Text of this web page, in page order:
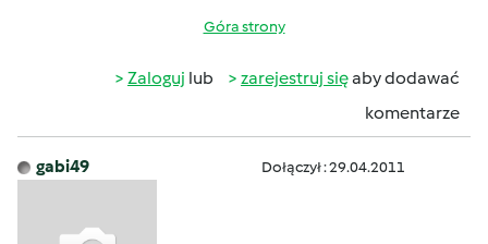
Góra strony
Zaloguj lub zarejestruj sięaby dodawać
komentarze
gabi49 Dołączył : 29.04.2011